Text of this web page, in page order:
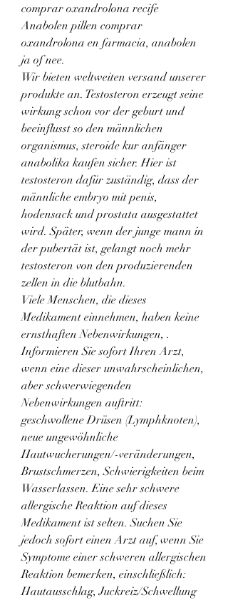
comprar oxandrolona recife
Anabolen pillen comprar
oxandrolona en farmacia, anabolen
ja of nee.
Wir bieten weltweiten versand unserer
produkte an. Testosteron erzeugt seine
wirkung schon vor der geburt und
beeinflusst so den männlichen
organismus, steroide kur anfänger
anabolika kaufen sicher. Hier ist
testosteron dafür zuständig, dass der
männliche embryo mit penis,
hodensack und prostata ausgestattet
wird. Später, wenn der junge mann in
der pubertät ist, gelangt noch mehr
testosteron von den produzierenden
zellen in die blutbahn.
Viele Menschen, die dieses
Medikament einnehmen, haben keine
ernsthaften Nebenwirkungen, .
Informieren Sie sofort Ihren Arzt,
wenn eine dieser unwahrscheinlichen,
aber schwerwiegenden
Nebenwirkungen auftritt:
geschwollene Drüsen (Lymphknoten),
neue ungewöhnliche
Hautwucherungen/-veränderungen,
Brustschmerzen, Schwierigkeiten beim
Wasserlassen. Eine sehr schwere
allergische Reaktion auf dieses
Medikament ist selten. Suchen Sie
jedoch sofort einen Arzt auf, wenn Sie
Symptome einer schweren allergischen
Reaktion bemerken, einschließlich:
Hautausschlag, Juckreiz/Schwellung